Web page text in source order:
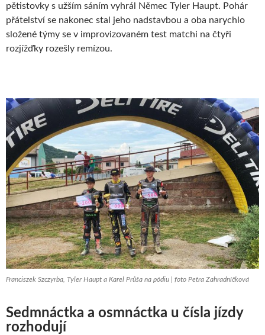
pětistovky s užším sáním vyhrál Němec Tyler Haupt. Pohár
přátelství se nakonec stal jeho nadstavbou a oba narychlo
složené týmy se v improvizovaném test matchi na čtyři
rozjížďky rozešly remízou.
Franciszek Szczyrba, Tyler Haupt a Karel Průša na pódiu | foto Petra Zahradníčková
Sedmnáctka a osmnáctka u čísla jízdy
rozhodují